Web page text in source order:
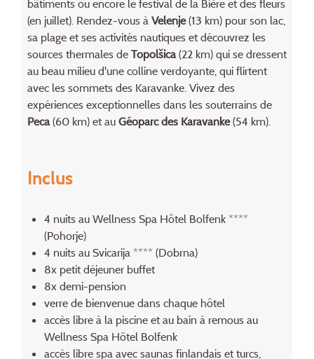
bâtiments ou encore le festival de la Bière et des fleurs
(en juillet). Rendez-vous à Velenje(13 km) pour son lac,
sa plage et ses activités nautiques et découvrez les
sources thermales de Topolšica(22 km) qui se dressent
au beau milieu d'une colline verdoyante, qui flirtent
avec les sommets des Karavanke. Vivez des
expériences exceptionnelles dans les souterrains de
Peca(60 km) et au Géoparc des Karavanke(54 km).
Inclus
4 nuits au Wellness Spa Hôtel Bolfenk ****
(Pohorje)
4 nuits au Svicarija **** (Dobrna)
8x petit déjeuner buffet
8x demi-pension
verre de bienvenue dans chaque hôtel
accès libre à la piscine et au bain à remous au
Wellness Spa Hötel Bolfenk
accès libre spa avec saunas finlandais et turcs,